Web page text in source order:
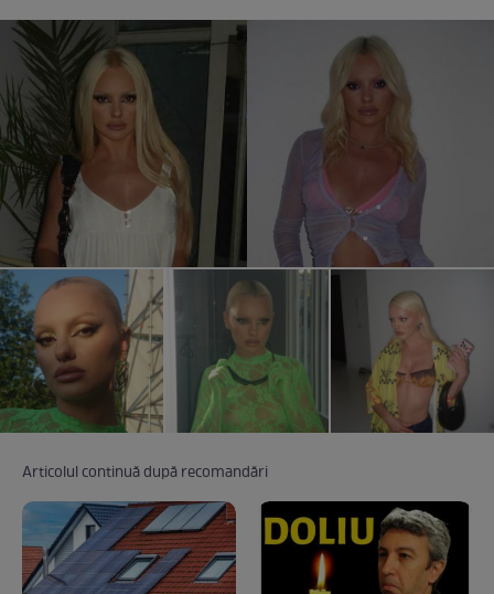
Articolul continuă după recomandări